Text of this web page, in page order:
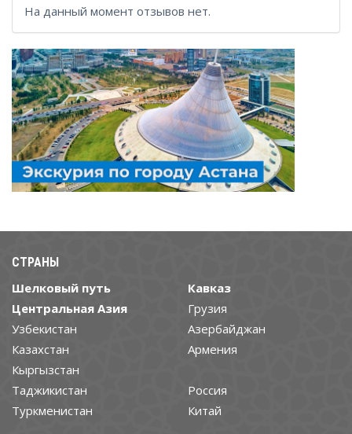
На данный момент отзывов нет.
СТРАНЫ
Шелковый путь
Центральная Азия
Узбекистан
Казахстан
Кыргызстан
Таджикистан
Туркменистан
Кавказ
Грузия
Азербайджан
Армения
Россия
Китай